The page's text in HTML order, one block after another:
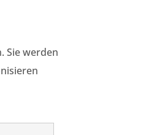
Sie werden